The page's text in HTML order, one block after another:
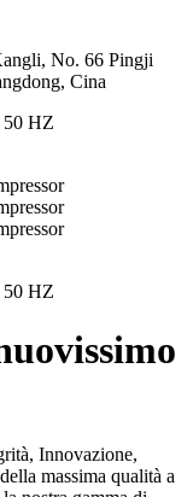
No. 66 Pingji
Cina
Innovazione,
massima qualità a